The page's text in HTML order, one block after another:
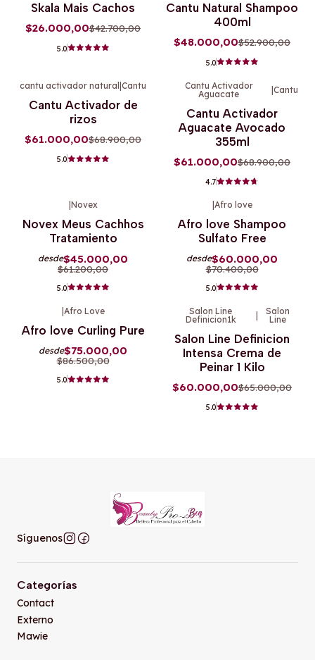
Skala Mais Cachos
$26.000,00$42.700,00
5.0
Cantu Natural Shampoo
400ml
$48.000,00$52.900,00
5.0
cantu activador natural|Cantu
Cantu Activador de
rizos
$61.000,00$68.900,00
5.0
-11%OFF
Cantu Activador
Aguacate
|Cantu
Cantu Activador
Aguacate Avocado
355ml
$61.000,00$68.900,00
4.7
Novex
Novex Meus Cachhos
Tratamiento
desde$45.000,00
$61.200,00
5.0
Afro love
Afro love Shampoo
Sulfato Free
desde$60.000,00
$70.400,00
5.0
|Afro Love
Afro love Curling Pure
desde$75.000,00
$86.500,00
5.0
-8%OFF
Salon Line
Definicion1k
|
Salon
Line
Salon Line Definicion
Intensa Crema de
Peinar 1 Kilo
$60.000,00$65.000,00
5.0
Síguenos
Categorías
Contact
Externo
Mawie